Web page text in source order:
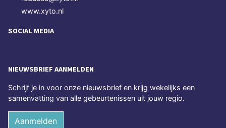
www.xyto.nl
SOCIAL MEDIA
NIEUWSBRIEF AANMELDEN
Schrijf je in voor onze nieuwsbrief en krijg wekelijks een
samenvatting van alle gebeurtenissen uit jouw regio.
Aanmelden